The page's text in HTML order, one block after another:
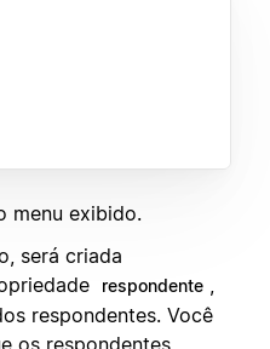
menu exibido.
será criada
respondente ,
respondentes. Você